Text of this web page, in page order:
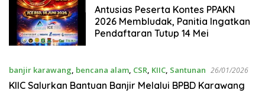
Antusias Peserta Kontes PPAKN
2026 Membludak, Panitia Ingatkan
Pendaftaran Tutup 14 Mei
banjir karawang, bencana alam, CSR, KIIC, Santunan 26/01/2026
KIIC Salurkan Bantuan Banjir Melalui BPBD Karawang